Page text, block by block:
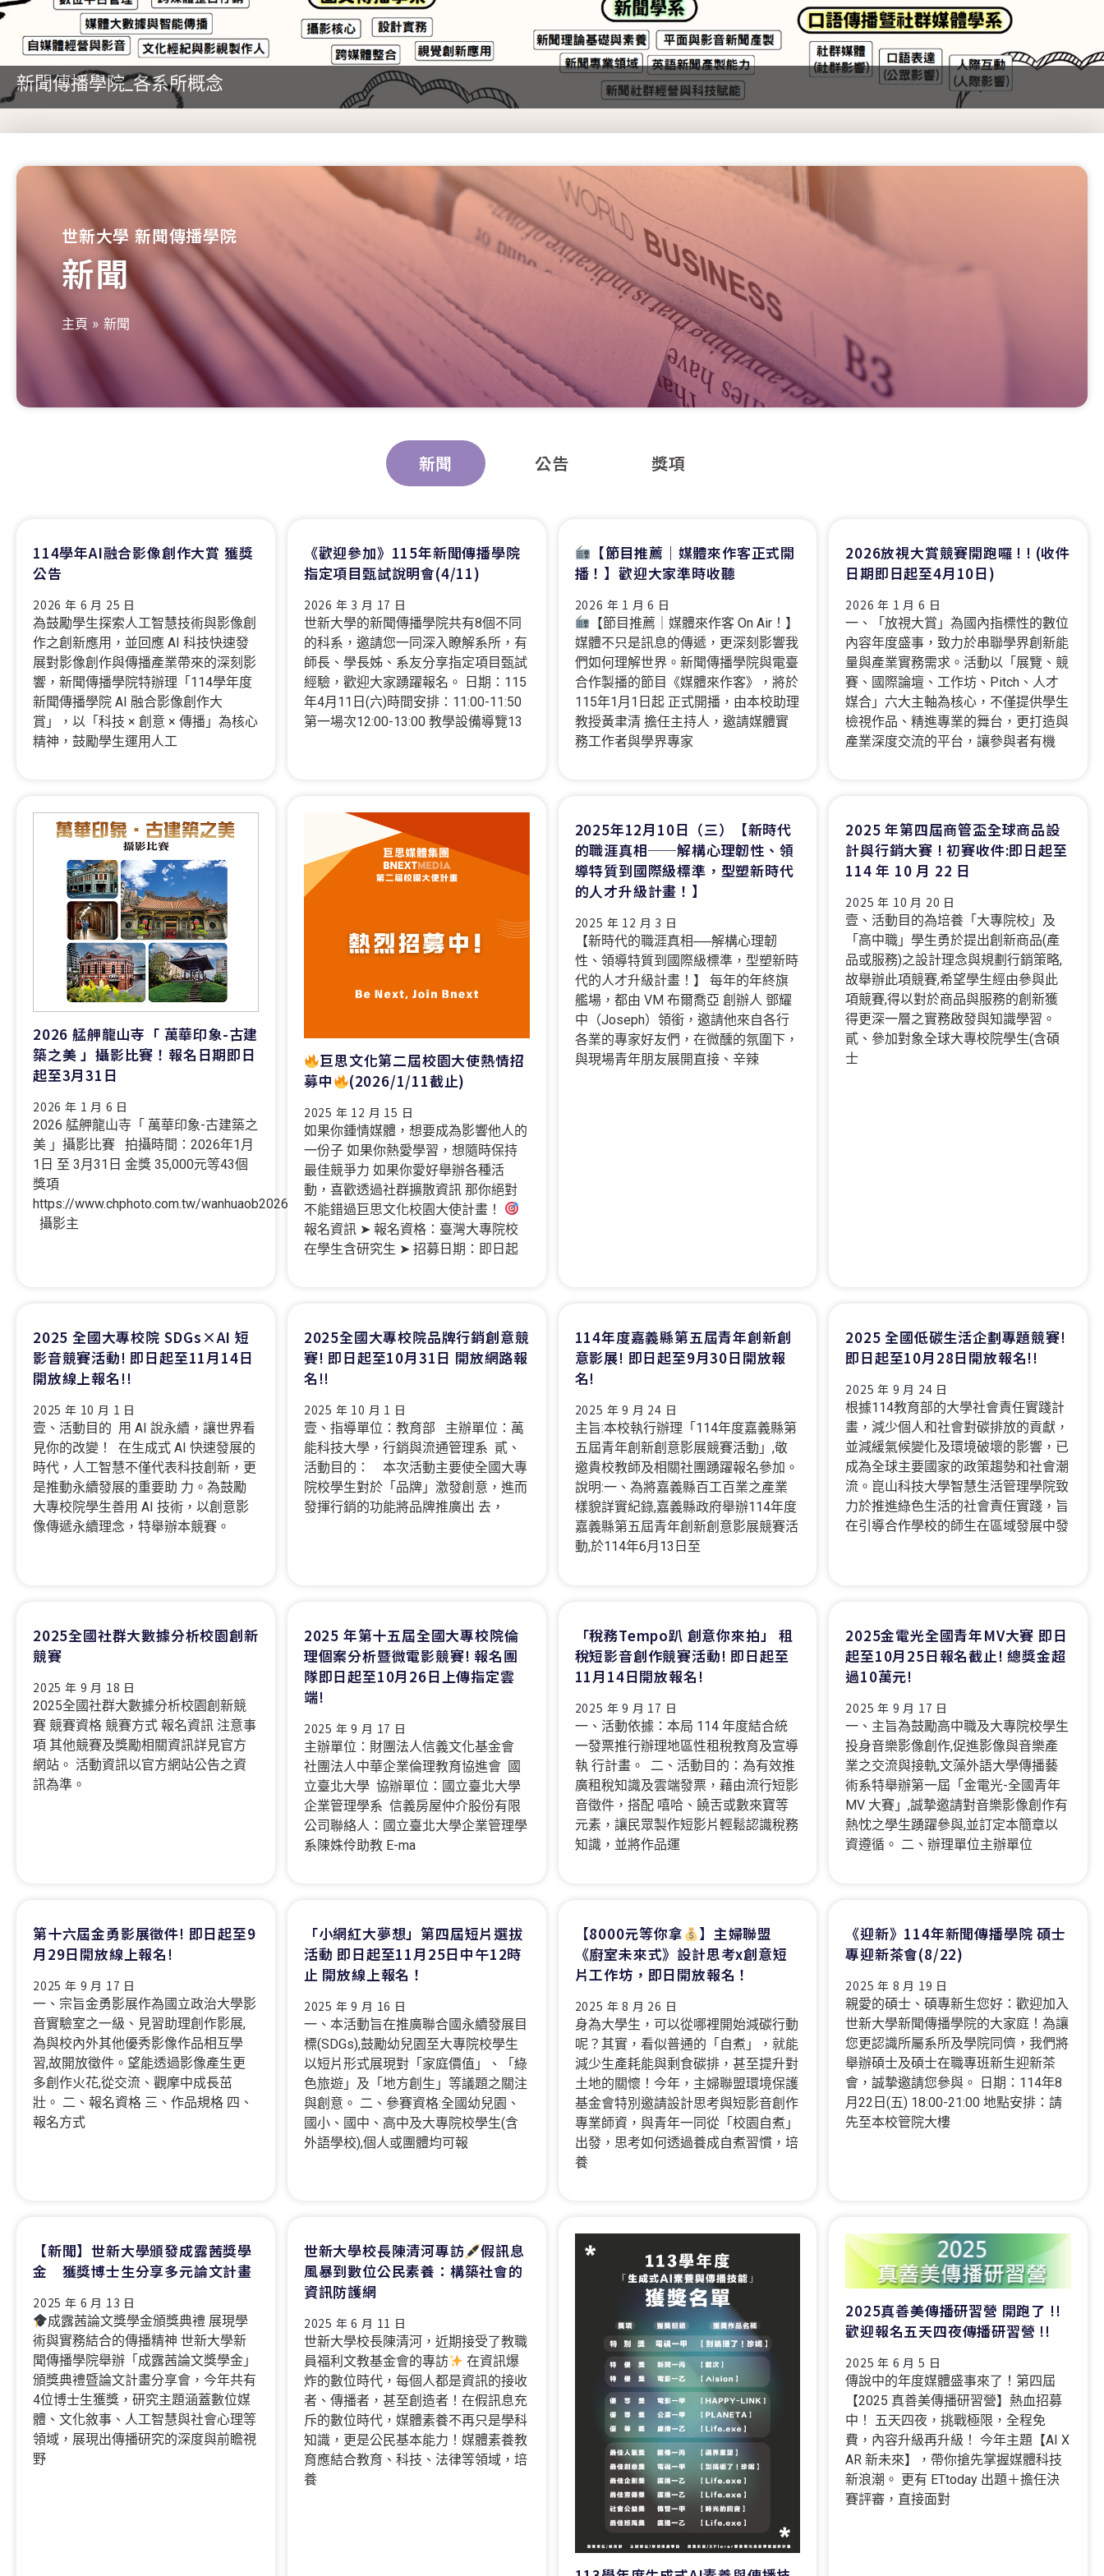
新聞傳播學院_各系所概念
世新大學 新聞傳播學院
新聞
主頁 » 新聞
新聞 公告 獎項
114學年AI融合影像創作大賞 獲獎
公告
2026 年 6 月 25 日
為鼓勵學生探索人工智慧技術與影像創
作之創新應用，並回應 AI 科技快速發
展對影像創作與傳播產業帶來的深刻影
響，新聞傳播學院特辦理「114學年度
新聞傳播學院 AI 融合影像創作大
賞」，以「科技 × 創意 × 傳播」為核心
精神，鼓勵學生運用人工
《歡迎參加》115年新聞傳播學院
指定項目甄試說明會(4/11)
2026 年 3 月 17 日
世新大學的新聞傳播學院共有8個不同
的科系，邀請您一同深入瞭解系所，有
師長、學長姊、系友分享指定項目甄試
經驗，歡迎大家踴躍報名。 日期：115
年4月11日(六)時間安排：11:00-11:50
第一場次12:00-13:00 教學設備導覽13
【節目推薦｜媒體來作客正式開
播！】歡迎大家準時收聽
2026 年 1 月 6 日
【節目推薦｜媒體來作客 On Air！】
媒體不只是訊息的傳遞，更深刻影響我
們如何理解世界。新聞傳播學院與電臺
合作製播的節目《媒體來作客》，將於
115年1月1日起 正式開播，由本校助理
教授黃聿清 擔任主持人，邀請媒體實
務工作者與學界專家
2026放視大賞競賽開跑囉 ! ! (收件
日期即日起至4月10日)
2026 年 1 月 6 日
一、「放視大賞」為國內指標性的數位
內容年度盛事，致力於串聯學界創新能
量與產業實務需求。活動以「展覽、競
賽、國際論壇、工作坊、Pitch、人才
媒合」六大主軸為核心，不僅提供學生
檢視作品、精進專業的舞台，更打造與
產業深度交流的平台，讓參與者有機
2026 艋舺龍山寺「 萬華印象-古建
築之美 」攝影比賽！報名日期即日
起至3月31日
2026 年 1 月 6 日
2026 艋舺龍山寺「 萬華印象-古建築之
美 」攝影比賽 拍攝時間：2026年1月
1日 至 3月31日 金獎 35,000元等43個
獎項
https://www.chphoto.com.tw/wanhuaob2026.htm
攝影主
巨思文化第二屆校園大使熱情招
募中
(2026/1/11截止)
2025 年 12 月 15 日
如果你鍾情媒體，想要成為影響他人的
一份子 如果你熱愛學習，想隨時保持
最佳競爭力 如果你愛好舉辦各種活
動，喜歡透過社群擴散資訊 那你絕對
不能錯過巨思文化校園大使計畫！
報名資訊 ➤ 報名資格：臺灣大專院校
在學生含研究生 ➤ 招募日期：即日起
2025年12月10日（三）【新時代
的職涯真相──解構心理韌性、領
導特質到國際級標準，型塑新時代
的人才升級計畫！】
2025 年 12 月 3 日
【新時代的職涯真相──解構心理韌
性、領導特質到國際級標準，型塑新時
代的人才升級計畫！】 每年的年終旗
艦場，都由 VM 布爾喬亞 創辦人 鄧耀
中（Joseph）領銜，邀請他來自各行
各業的專家好友們，在微醺的氛圍下，
與現場青年朋友展開直接、辛辣
2025 年第四屆商管盃全球商品設
計與行銷大賽 ! 初賽收件:即日起至
114 年 10 月 22 日
2025 年 10 月 20 日
壹、活動目的為培養「大專院校」及
「高中職」學生勇於提出創新商品(產
品或服務)之設計理念與規劃行銷策略,
故舉辦此項競賽,希望學生經由參與此
項競賽,得以對於商品與服務的創新獲
得更深一層之實務啟發與知識學習。
貳、參加對象全球大專校院學生(含碩
士
2025 全國大專校院 SDGs×AI 短
影音競賽活動! 即日起至11月14日
開放線上報名!!
2025 年 10 月 1 日
壹、活動目的 用 AI 說永續，讓世界看
見你的改變！ 在生成式 AI 快速發展的
時代，人工智慧不僅代表科技創新，更
是推動永續發展的重要助 力。為鼓勵
大專校院學生善用 AI 技術，以創意影
像傳遞永續理念，特舉辦本競賽。
2025全國大專校院品牌行銷創意競
賽! 即日起至10月31日 開放網路報
名!!
2025 年 10 月 1 日
壹、指導單位：教育部 主辦單位：萬
能科技大學，行銷與流通管理系 貳、
活動目的： 本次活動主要使全國大專
院校學生對於「品牌」激發創意，進而
發揮行銷的功能將品牌推廣出 去，
114年度嘉義縣第五屆青年創新創
意影展! 即日起至9月30日開放報
名!
2025 年 9 月 24 日
主旨:本校執行辦理「114年度嘉義縣第
五屆青年創新創意影展競賽活動」,敬
邀貴校教師及相關社團踴躍報名參加。
說明:一、為將嘉義縣百工百業之產業
樣貌詳實紀錄,嘉義縣政府舉辦114年度
嘉義縣第五屆青年創新創意影展競賽活
動,於114年6月13日至
2025 全國低碳生活企劃專題競賽!
即日起至10月28日開放報名!!
2025 年 9 月 24 日
根據114教育部的大學社會責任實踐計
畫，減少個人和社會對碳排放的貢獻，
並減緩氣候變化及環境破壞的影響，已
成為全球主要國家的政策趨勢和社會潮
流。崑山科技大學智慧生活管理學院致
力於推進綠色生活的社會責任實踐，旨
在引導合作學校的師生在區域發展中發
2025全國社群大數據分析校園創新
競賽
2025 年 9 月 18 日
2025全國社群大數據分析校園創新競
賽 競賽資格 競賽方式 報名資訊 注意事
項 其他競賽及獎勵相關資訊詳見官方
網站。 活動資訊以官方網站公告之資
訊為準。
2025 年第十五屆全國大專校院倫
理個案分析暨微電影競賽! 報名團
隊即日起至10月26日上傳指定雲
端!
2025 年 9 月 17 日
主辦單位：財團法人信義文化基金會
社團法人中華企業倫理教育協進會 國
立臺北大學 協辦單位：國立臺北大學
企業管理學系 信義房屋仲介股份有限
公司聯絡人：國立臺北大學企業管理學
系陳姝伶助教 E-ma
「稅務Tempo趴 創意你來拍」 租
稅短影音創作競賽活動! 即日起至
11月14日開放報名!
2025 年 9 月 17 日
一、活動依據：本局 114 年度結合統
一發票推行辦理地區性租稅教育及宣導
執 行計畫。 二、活動目的：為有效推
廣租稅知識及雲端發票，藉由流行短影
音徵件，搭配 嘻哈、饒舌或數來寶等
元素，讓民眾製作短影片輕鬆認識稅務
知識，並將作品運
2025金電光全國青年MV大賽 即日
起至10月25日報名截止! 總獎金超
過10萬元!
2025 年 9 月 17 日
一、主旨為鼓勵高中職及大專院校學生
投身音樂影像創作,促進影像與音樂產
業之交流與接軌,文藻外語大學傳播藝
術系特舉辦第一屆「金電光-全國青年
MV 大賽」,誠摯邀請對音樂影像創作有
熱忱之學生踴躍參與,並訂定本簡章以
資遵循。 二、辦理單位主辦單位
第十六屆金勇影展徵件! 即日起至9
月29日開放線上報名!
2025 年 9 月 17 日
一、宗旨金勇影展作為國立政治大學影
音實驗室之一級、見習助理創作影展,
為與校內外其他優秀影像作品相互學
習,故開放徵件。望能透過影像產生更
多創作火花,從交流、觀摩中成長茁
壯。 二、報名資格 三、作品規格 四、
報名方式
「小網紅大夢想」第四屆短片選拔
活動 即日起至11月25日中午12時
止 開放線上報名！
2025 年 9 月 16 日
一、本活動旨在推廣聯合國永續發展目
標(SDGs),鼓勵幼兒園至大專院校學生
以短片形式展現對「家庭價值」、「綠
色旅遊」及「地方創生」等議題之關注
與創意。 二、參賽資格:全國幼兒園、
國小、國中、高中及大專院校學生(含
外語學校),個人或團體均可報
【8000元等你拿
】主婦聯盟
《廚室未來式》設計思考x創意短
片工作坊，即日開放報名！
2025 年 8 月 26 日
身為大學生，可以從哪裡開始減碳行動
呢？其實，看似普通的「自煮」，就能
減少生產耗能與剩食碳排，甚至提升對
土地的關懷！今年，主婦聯盟環境保護
基金會特別邀請設計思考與短影音創作
專業師資，與青年一同從「校園自煮」
出發，思考如何透過養成自煮習慣，培
養
《迎新》114年新聞傳播學院 碩士
專迎新茶會(8/22)
2025 年 8 月 19 日
親愛的碩士、碩專新生您好：歡迎加入
世新大學新聞傳播學院的大家庭！為讓
您更認識所屬系所及學院同儕，我們將
舉辦碩士及碩士在職專班新生迎新茶
會，誠摯邀請您參與。 日期：114年8
月22日(五) 18:00-21:00 地點安排：請
先至本校管院大樓
【新聞】世新大學頒發成露茜獎學
金 獲獎博士生分享多元論文計畫
2025 年 6 月 13 日
成露茜論文獎學金頒獎典禮 展現學
術與實務結合的傳播精神 世新大學新
聞傳播學院舉辦「成露茜論文獎學金」
頒獎典禮暨論文計畫分享會，今年共有
4位博士生獲獎，研究主題涵蓋數位媒
體、文化敘事、人工智慧與社會心理等
領域，展現出傳播研究的深度與前瞻視
野
世新大學校長陳清河專訪
假訊息
風暴到數位公民素養：構築社會的
資訊防護網
2025 年 6 月 11 日
世新大學校長陳清河，近期接受了教職
員福利文教基金會的專訪
在資訊爆
炸的數位時代，每個人都是資訊的接收
者、傳播者，甚至創造者！在假訊息充
斥的數位時代，媒體素養不再只是學科
知識，更是公民基本能力！媒體素養教
育應結合教育、科技、法律等領域，培
養
2025真善美傳播研習營 開跑了 !!
歡迎報名五天四夜傳播研習營 !!
2025 年 6 月 5 日
傳說中的年度媒體盛事來了！第四屆
【2025 真善美傳播研習營】熱血招募
中！ 五天四夜，挑戰極限，全程免
費，內容升級再升級！ 今年主題【AI X
AR 新未來】，帶你搶先掌握媒體科技
新浪潮。 更有 ETtoday 出題＋擔任決
賽評審，直接面對